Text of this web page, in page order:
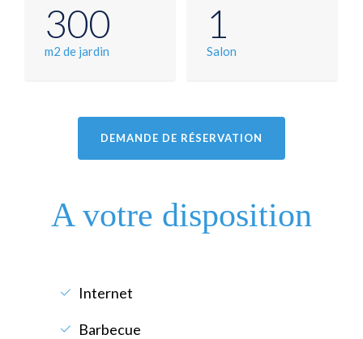
300
m2 de jardin
1
Salon
DEMANDE DE RÉSERVATION
A votre disposition
Internet
Barbecue